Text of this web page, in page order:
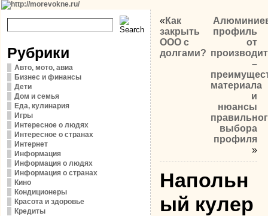
Рубрики
Авто, мото, авиа
Бизнес и финансы
Дети
Дом и семья
Еда, кулинария
Игры
Интересное о людях
Интересное о странах
Интернет
Информация
Информация о людях
Информация о странах
Кино
Кондиционеры
Красота и здоровье
Кредиты
«Как
закрыть
ООО с
долгами?
профиль
от
–
материала
и
нюансы
выбора
профиля
»
Напольн
ый кулер